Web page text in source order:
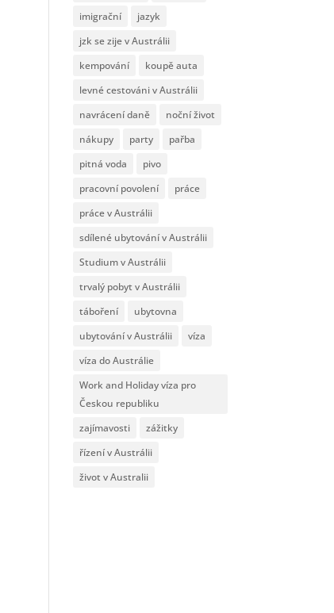
imigrační
jazyk
jzk se zije v Austrálii
kempování
koupě auta
levné cestováni v Austrálii
navrácení daně
noční život
nákupy
party
pařba
pitná voda
pivo
pracovní povolení
práce
práce v Austrálii
sdílené ubytování v Austrálii
Studium v Austrálii
trvalý pobyt v Austrálii
táboření
ubytovna
ubytování v Austrálii
víza
víza do Austrálie
Work and Holiday víza pro
Českou republiku
zajímavosti
zážitky
řízení v Austrálii
život v Australii